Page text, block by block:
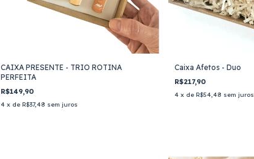
CAIXA PRESENTE - TRIO ROTINA
PERFEITA
R$149,90
4 x de R$37,48 sem juros
Caixa Afetos - Duo
R$217,90
4 x de R$54,48 sem juros